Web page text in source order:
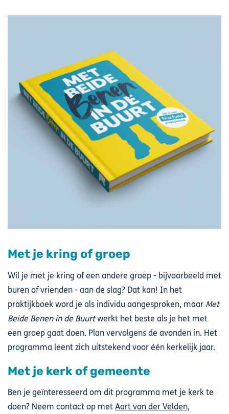
Met je kring of groep
Wil je met je kring of een andere groep - bijvoorbeeld met
buren of vrienden - aan de slag? Dat kan! In het
praktijkboek word je als individu aangesproken, maar Met
Beide Benen in de Buurtwerkt het beste als je het met
een groep gaat doen. Plan vervolgens de avonden in. Het
programma leent zich uitstekend voor één kerkelijk jaar.
Met je kerk of gemeente
Ben je geïnteresseerd om dit programma met je kerk te
doen? Neem contact op met Aart van der Velden,